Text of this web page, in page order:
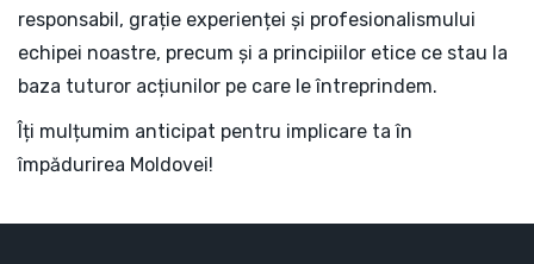
responsabil, grație experienței și profesionalismului
echipei noastre, precum și a principiilor etice ce stau la
baza tuturor acțiunilor pe care le întreprindem.
Îți mulțumim anticipat pentru implicare ta în
împădurirea Moldovei!